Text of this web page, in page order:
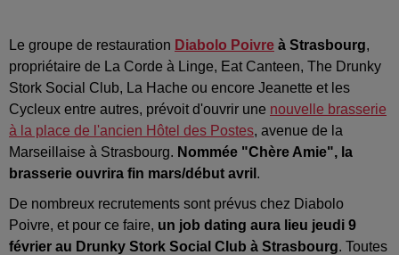
Le groupe de restauration Diabolo Poivre à Strasbourg,
propriétaire de La Corde à Linge, Eat Canteen, The Drunky
Stork Social Club, La Hache ou encore Jeanette et les
Cycleux entre autres, prévoit d'ouvrir une nouvelle brasserie
à la place de l'ancien Hôtel des Postes, avenue de la
Marseillaise à Strasbourg. Nommée "Chère Amie", la
brasserie ouvrira fin mars/début avril .
De nombreux recrutements sont prévus chez Diabolo
Poivre, et pour ce faire, un job dating aura lieu jeudi 9
février au Drunky Stork Social Club à Strasbourg. Toutes